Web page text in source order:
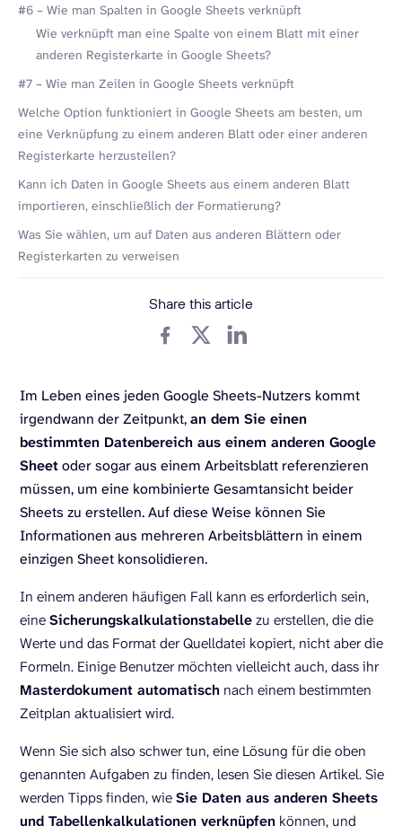
#6 – Wie man Spalten in Google Sheets verknüpft
Wie verknüpft man eine Spalte von einem Blatt mit einer
anderen Registerkarte in Google Sheets?
#7 – Wie man Zeilen in Google Sheets verknüpft
Welche Option funktioniert in Google Sheets am besten, um
eine Verknüpfung zu einem anderen Blatt oder einer anderen
Registerkarte herzustellen?
Kann ich Daten in Google Sheets aus einem anderen Blatt
importieren, einschließlich der Formatierung?
Was Sie wählen, um auf Daten aus anderen Blättern oder
Registerkarten zu verweisen
Share this article
Im Leben eines jeden Google Sheets-Nutzers kommt
irgendwann der Zeitpunkt,an dem Sie einen
bestimmten Datenbereich aus einem anderen Google
Sheetoder sogar aus einem Arbeitsblatt referenzieren
müssen, um eine kombinierte Gesamtansicht beider
Sheets zu erstellen. Auf diese Weise können Sie
Informationen aus mehreren Arbeitsblättern in einem
einzigen Sheet konsolidieren.
In einem anderen häufigen Fall kann es erforderlich sein,
eineSicherungskalkulationstabellezu erstellen, die die
Werte und das Format der Quelldatei kopiert, nicht aber die
Formeln. Einige Benutzer möchten vielleicht auch, dass ihr
Masterdokument automatisch nach einem bestimmten
Zeitplan aktualisiert wird.
Wenn Sie sich also schwer tun, eine Lösung für die oben
genannten Aufgaben zu finden, lesen Sie diesen Artikel. Sie
werden Tipps finden, wieSie Daten aus anderen Sheets
und Tabellenkalkulationen verknüpfen können, und